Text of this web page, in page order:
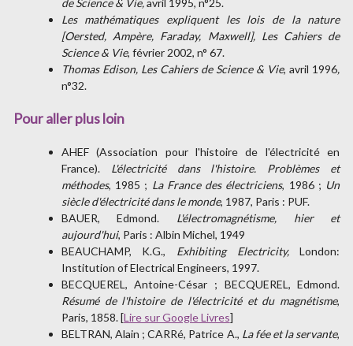
Les mathématiques expliquent les lois de la nature
[Oersted, Ampère, Faraday, Maxwell], Les Cahiers de
Science & Vie, février 2002, n° 67.
Thomas Edison, Les Cahiers de Science & Vie, avril 1996,
n°32.
Pour aller plus loin
AHEF (Association pour l'histoire de l'électricité en
France). L'électricité dans l'histoire. Problèmes et
méthodes, 1985 ; La France des électriciens, 1986 ; Un
siècle d'électricité dans le monde, 1987, Paris : PUF.
BAUER, Edmond. L'électromagnétisme, hier et
aujourd'hui, Paris : Albin Michel, 1949
BEAUCHAMP, K.G., Exhibiting Electricity,London:
Institution of Electrical Engineers, 1997.
BECQUEREL, Antoine-César ; BECQUEREL, Edmond.
Résumé de l'histoire de l'électricité et du magnétisme,
Paris, 1858. [Lire sur Google Livres]
BELTRAN, Alain ; CARRé, Patrice A., La fée et la servante,